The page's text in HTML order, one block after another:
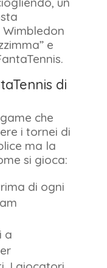
e
di
che
i tornei di
ma la
si gioca:
di ogni
a